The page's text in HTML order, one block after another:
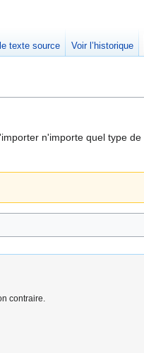
n'importe quel type de
texte source Voir l’historique
contraire.